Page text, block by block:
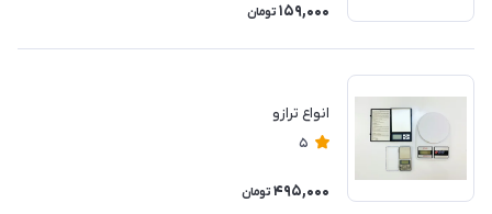
159,000 تومان
انواع ترازو
5
495,000 تومان